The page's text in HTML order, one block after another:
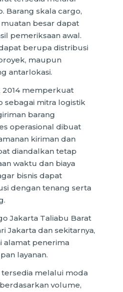
Barang skala cargo,
besar dapat
pemeriksaan awal.
berupa distribusi
maupun
antarlokasi.
2014 memperkuat
sebagai mitra logistik
barang
operasional dibuat
kiriman dan
diandalkan tetap
waktu dan biaya
bisnis dapat
dengan tenang serta
Jakarta Taliabu Barat
Jakarta dan sekitarnya,
alamat penerima
layanan.
tersedia melalui moda
volume,